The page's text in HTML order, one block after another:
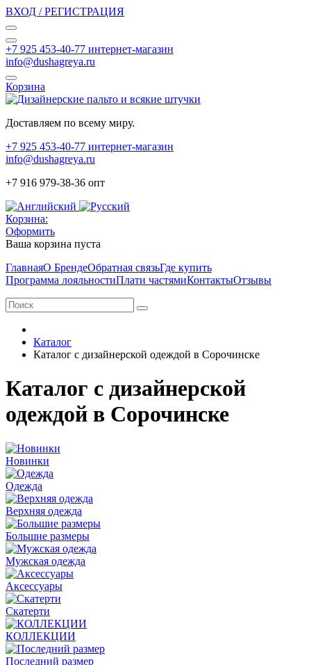
ВХОД / РЕГИСТРАЦИЯ
+7 925 453-40-77 интернет-магазин
info@dushagreya.ru
Корзина
Доставляем по всему миру.
+7 925 453-40-77 интернет-магазин
info@dushagreya.ru
+7 916 979-38-36 опт
Корзина:
Оформить
Ваша корзина пуста
ГлавнаяО БрендеОбратная связьГде купить
Программа лояльностиПлати частямиКонтактыОтзывы
Каталог
Каталог с дизайнерской одеждой в Сорочинске
Каталог с дизайнерской
одеждой в Сорочинске
Новинки
Одежда
Верхняя одежда
Большие размеры
Мужская одежда
Аксессуары
Скатерти
КОЛЛЕКЦИИ
Последний размер